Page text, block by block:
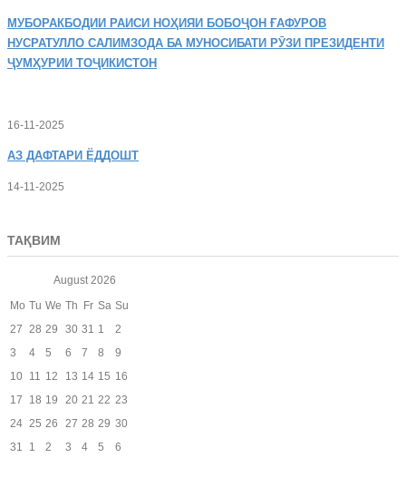
МУБОРАКБОДИИ РАИСИ НОҲИЯИ БОБОҶОН ҒАФУРОВ
НУСРАТУЛЛО САЛИМЗОДА БА МУНОСИБАТИ РӮЗИ ПРЕЗИДЕНТИ
ҶУМҲУРИИ ТОҶИКИСТОН
16-11-2025
АЗ ДАФТАРИ ЁДДОШТ
14-11-2025
ТАҚВИМ
August 2026
Mo Tu We Th Fr Sa Su
27 28 29 30 31 1
2
3
4 5 6 7 8
9
10 11 12 13 14 15 16
17
18 19 20 21 22 23
24 25 26 27 28 29 30
31
1 2 3 4 5 6